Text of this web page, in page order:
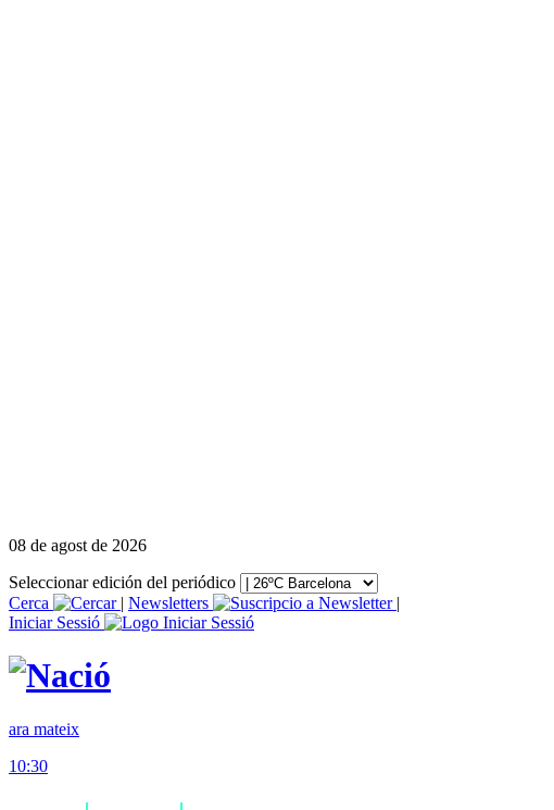
08 de agost de 2026
Seleccionar edición del periódico
Cerca
| Newsletters
|
Iniciar Sessió
ara mateix
10:30